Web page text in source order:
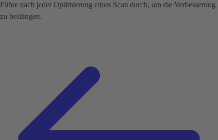
Führe nach jeder Optimierung einen Scan durch, um die Verbesserung
zu bestätigen.